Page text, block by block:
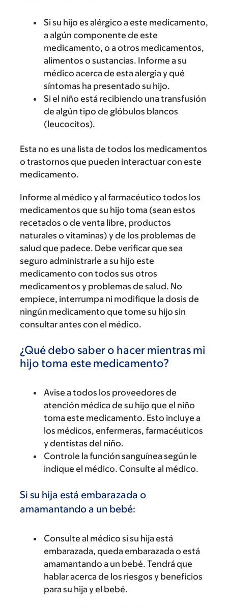
Si su hijo es alérgico a este medicamento,
a algún componente de este
medicamento, o a otros medicamentos,
alimentos o sustancias. Informe a su
médico acerca de esta alergia y qué
síntomas ha presentado su hijo.
Si el niño está recibiendo una transfusión
de algún tipo de glóbulos blancos
(leucocitos).
Esta no es una lista de todos los medicamentos
o trastornos que pueden interactuar con este
medicamento.
Informe al médico y al farmacéutico todos los
medicamentos que su hijo toma (sean estos
recetados o de venta libre, productos
naturales o vitaminas) y de los problemas de
salud que padece. Debe verificar que sea
seguro administrarle a su hijo este
medicamento con todos sus otros
medicamentos y problemas de salud. No
empiece, interrumpa ni modifique la dosis de
ningún medicamento que tome su hijo sin
consultar antes con el médico.
¿Qué debo saber o hacer mientras mi
hijo toma este medicamento?
Avise a todos los proveedores de
atención médica de su hijo que el niño
toma este medicamento. Esto incluye a
los médicos, enfermeras, farmacéuticos
y dentistas del niño.
Controle la función sanguínea según le
indique el médico. Consulte al médico.
Si su hija está embarazada o
amamantando a un bebé:
Consulte al médico si su hija está
embarazada, queda embarazada o está
amamantando a un bebé. Tendrá que
hablar acerca de los riesgos y beneficios
para su hija y el bebé.